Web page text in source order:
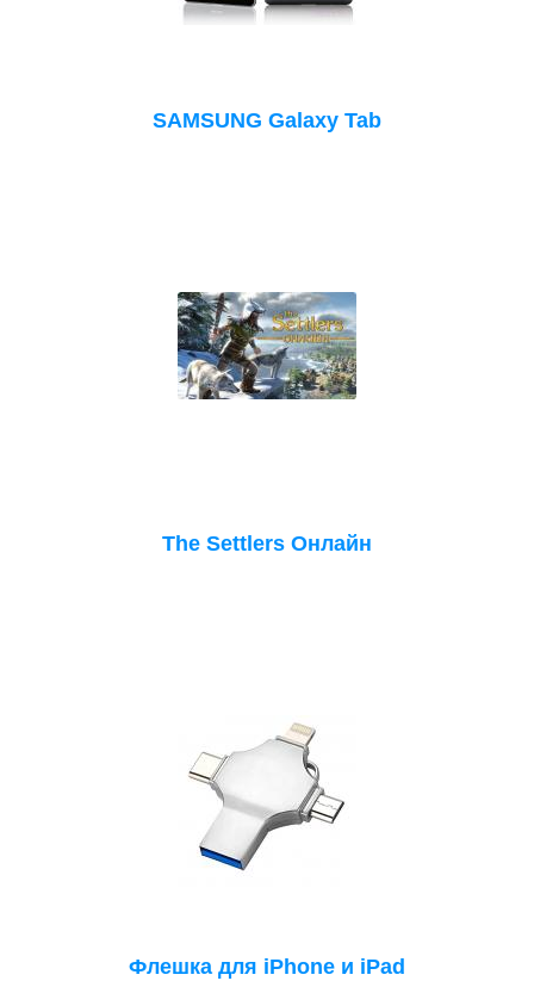
SAMSUNG Galaxy Tab
The Settlers Онлайн
Флешка для iPhone и iPad